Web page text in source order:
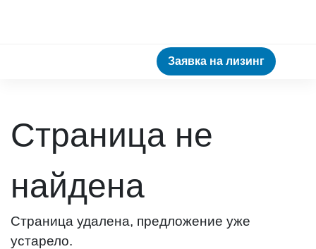
Заявка на лизинг
Страница не
найдена
Страница удалена, предложение уже
устарело.